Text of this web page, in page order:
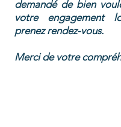
demandé de bien
votre engagement
prenez rendez-vous.
Merci de votre